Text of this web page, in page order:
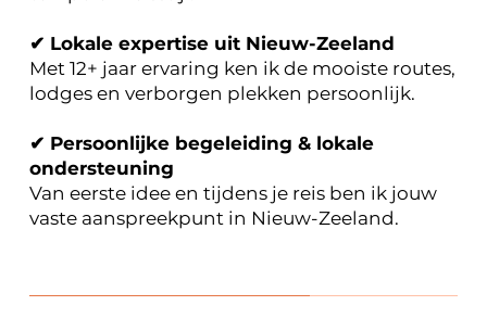
✔ Lokale expertise uit Nieuw-Zeeland
Met 12+ jaar ervaring ken ik de mooiste routes,
lodges en verborgen plekken persoonlijk.
✔ Persoonlijke begeleiding & lokale
ondersteuning
Van eerste idee en tijdens je reis ben ik jouw
vaste aanspreekpunt in Nieuw-Zeeland.